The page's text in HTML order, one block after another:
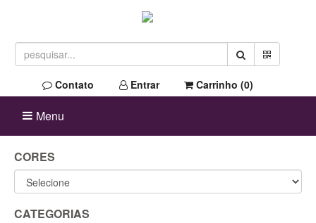
Contato Entrar Carrinho (0)
Menu
CORES
CATEGORIAS